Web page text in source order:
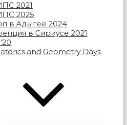
2021
2025
в Адыгее 2024
в Сириусе 2021
and Geometry Days